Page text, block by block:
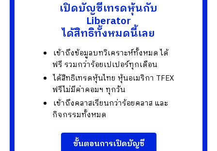
เปิดบัญชีเทรดหุ้นกับ
Liberator
ได้สิทธิทั้งหมดนี้เลย
เข้าถึงข้อมูลบทวิเคราะห์ทั้งหมด ได้
ฟรี รวมกว่าร้อยเปเปอร์ทุกเดือน
ได้สิทธิเทรดหุ้นไทย หุ้นอเมริกา TFEX
ฟรีไม่มีค่าคอมฯ ทุกวัน
เข้าถึงคลาสเรียนกว่าร้อยคลาส และ
กิจกรรมทั้งหมด
ขั้นตอนการเปิดบัญชี